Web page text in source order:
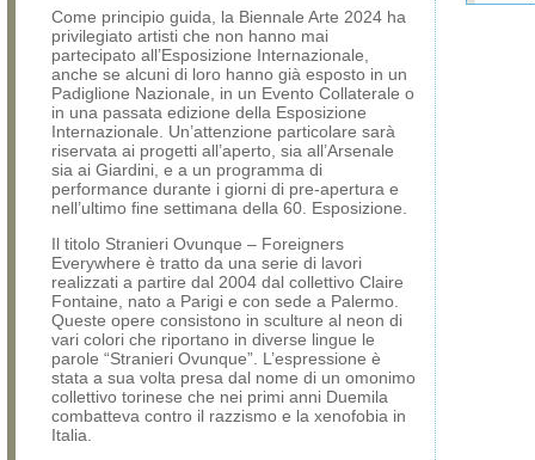
Come principio guida, la Biennale Arte 2024 ha
privilegiato artisti che non hanno mai
partecipato all’Esposizione Internazionale,
anche se alcuni di loro hanno già esposto in un
Padiglione Nazionale, in un Evento Collaterale o
in una passata edizione della Esposizione
Internazionale. Un’attenzione particolare sarà
riservata ai progetti all’aperto, sia all’Arsenale
sia ai Giardini, e a un programma di
performance durante i giorni di pre-apertura e
nell’ultimo fine settimana della 60. Esposizione.
Il titolo Stranieri Ovunque – Foreigners
Everywhere è tratto da una serie di lavori
realizzati a partire dal 2004 dal collettivo Claire
Fontaine, nato a Parigi e con sede a Palermo.
Queste opere consistono in sculture al neon di
vari colori che riportano in diverse lingue le
parole “Stranieri Ovunque”. L’espressione è
stata a sua volta presa dal nome di un omonimo
collettivo torinese che nei primi anni Duemila
combatteva contro il razzismo e la xenofobia in
Italia.